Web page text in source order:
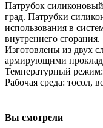
Патрубок
град. Патрубки
использования в
внутреннего сгорания.
Изготовлены из двух
армирующими
Температурный
Рабочая среда: тосол,
Вы смотрели